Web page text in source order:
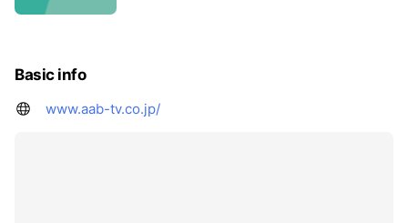
Basic info
www.aab-tv.co.jp/